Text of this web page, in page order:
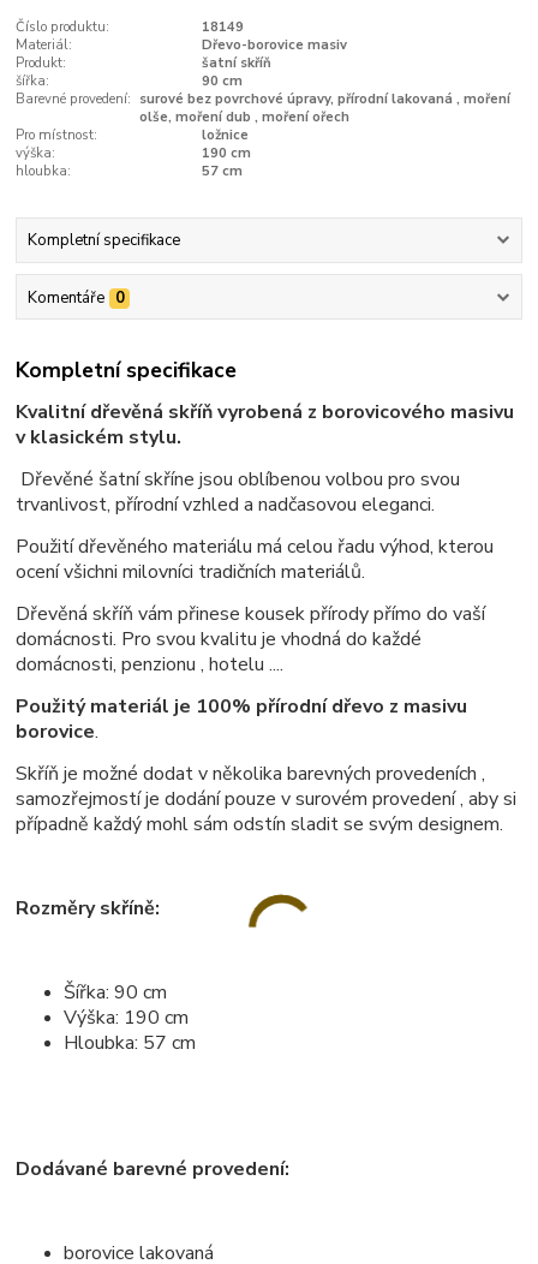
Číslo produktu:
18149
Materiál:
Dřevo-borovice masiv
Produkt:
šatní skříň
šířka:
90 cm
Barevné provedení: surové bez povrchové úpravy, přírodní lakovaná , moření
olše, moření dub , moření ořech
Pro místnost:
ložnice
výška:
190 cm
hloubka:
57 cm
Kompletní specifikace
Komentáře 0
Kompletní specifikace
Kvalitní dřevěná skříň vyrobená z borovicového masivu
v klasickém stylu.
Dřevěné šatní skříne jsou oblíbenou volbou pro svou
trvanlivost, přírodní vzhled a nadčasovou eleganci.
Použití dřevěného materiálu má celou řadu výhod, kterou
ocení všichni milovníci tradičních materiálů.
Dřevěná skříň vám přinese kousek přírody přímo do vaší
domácnosti. Pro svou kvalitu je vhodná do každé
domácnosti, penzionu , hotelu ....
Použitý materiál je 100% přírodní dřevo z masivu
borovice.
Skříň je možné dodat v několika barevných provedeních ,
samozřejmostí je dodání pouze v surovém provedení , aby si
případně každý mohl sám odstín sladit se svým designem.
Rozměry skříně:
Šířka: 90 cm
Výška: 190 cm
Hloubka: 57 cm
Dodávané barevné provedení:
borovice lakovaná